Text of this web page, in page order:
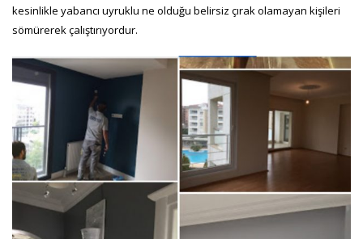
kesinlikle yabancı uyruklu ne olduğu belirsiz çırak olamayan kişileri
sömürerek çalıştırıyordur.